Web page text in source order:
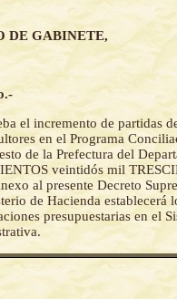
DE GABINETE,
el incremento de partidas
en el Programa
de la Prefectura del
veintidós mil
al presente Decreto
de Hacienda establecerá
presupuestarias en el